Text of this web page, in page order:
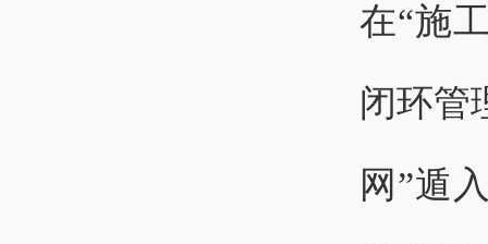
在“施
闭环管
网”遁